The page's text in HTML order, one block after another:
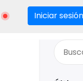
Iniciar sesión